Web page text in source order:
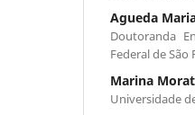
Agueda
Doutoranda
Federal de São
Marina
Universidade